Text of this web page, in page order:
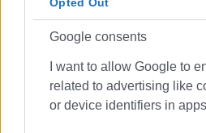
Google consents
I want to allow Google to
related to advertising like
or device identifiers in